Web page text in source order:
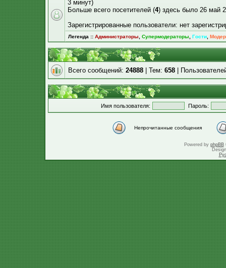
3 минут)
Больше всего посетителей (4) здесь было 26 май
Зарегистрированные пользователи: нет
Легенда :: Администраторы Супермодераторы Гости
Всего сообщений: 24888 | Тем: 658 |
Имя пользователя: Пароль:
Непрочитанные сообщения
Powered by phpBB